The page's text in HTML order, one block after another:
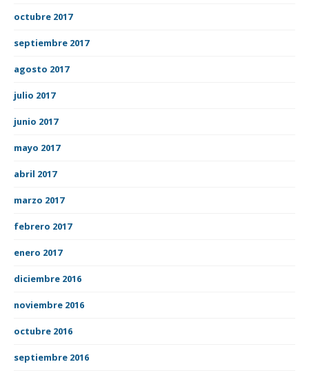
octubre 2017
septiembre 2017
agosto 2017
julio 2017
junio 2017
mayo 2017
abril 2017
marzo 2017
febrero 2017
enero 2017
diciembre 2016
noviembre 2016
octubre 2016
septiembre 2016